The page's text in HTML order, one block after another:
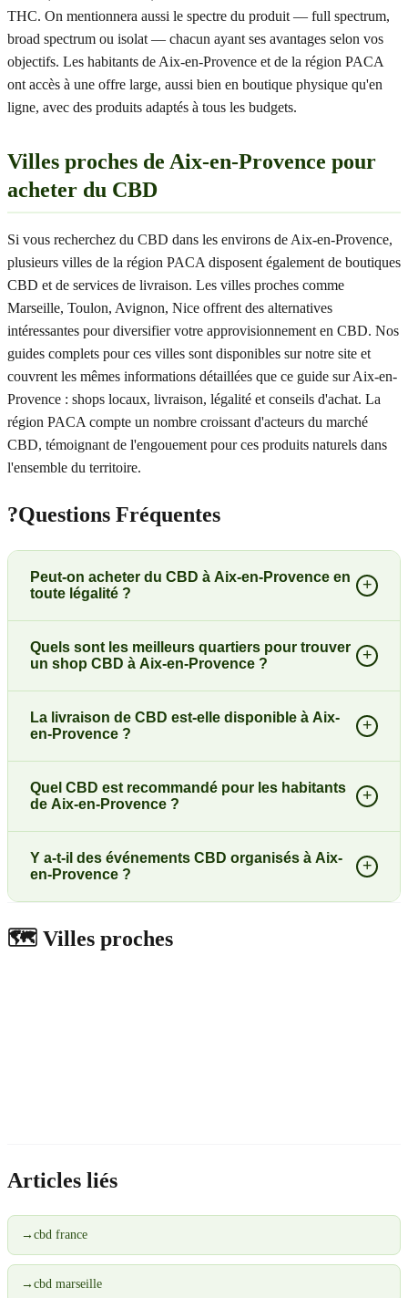
THC. On mentionnera aussi le spectre du produit — full spectrum,
broad spectrum ou isolat — chacun ayant ses avantages selon vos
objectifs. Les habitants de Aix-en-Provence et de la région PACA
ont accès à une offre large, aussi bien en boutique physique qu'en
ligne, avec des produits adaptés à tous les budgets.
Villes proches de Aix-en-Provence pour
acheter du CBD
Si vous recherchez du CBD dans les environs de Aix-en-Provence,
plusieurs villes de la région PACA disposent également de boutiques
CBD et de services de livraison. Les villes proches comme
Marseille, Toulon, Avignon, Nice offrent des alternatives
intéressantes pour diversifier votre approvisionnement en CBD. Nos
guides complets pour ces villes sont disponibles sur notre site et
couvrent les mêmes informations détaillées que ce guide sur Aix-en-
Provence : shops locaux, livraison, légalité et conseils d'achat. La
région PACA compte un nombre croissant d'acteurs du marché
CBD, témoignant de l'engouement pour ces produits naturels dans
l'ensemble du territoire.
?Questions Fréquentes
Peut-on acheter du CBD à Aix-en-Provence en
toute légalité ?
+
Quels sont les meilleurs quartiers pour trouver
un shop CBD à Aix-en-Provence ?
+
La livraison de CBD est-elle disponible à Aix-
en-Provence ?
+
Quel CBD est recommandé pour les habitants
de Aix-en-Provence ?
+
Y a-t-il des événements CBD organisés à Aix-
en-Provence ?
+
🗺️ Villes proches
Articles liés
→ cbd france
→ cbd marseille